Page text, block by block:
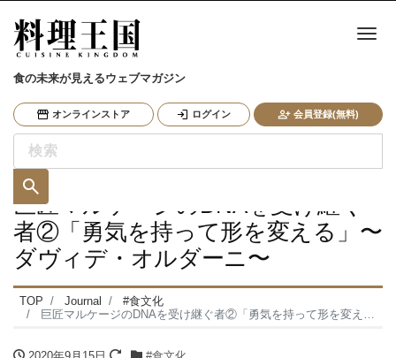
食の未来が見えるウェブマガジン
オンラインストア ログイン 会員登録(無料)
ナ
巨匠マルケージのDNAを受け継ぐ
者②「勇気を持って形を変える」〜
ダヴィデ・オルダーニ〜
TOP Journal
#食文化
巨匠マルケージのDNAを受け継ぐ者②「勇気を持って形を変える」〜ダヴィデ・オルダーニ〜